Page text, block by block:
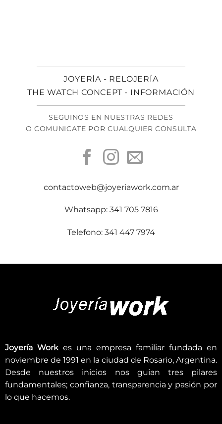
JOYERÍA - RELOJERÍA
THE WATCH CONCEPT - INFORMACIÓN
SEGUINOS EN NUESTRAS REDES
O COMUNICATE POR CUALQUIER CONSULTA
contactoweb@joyeriawork.com.ar
Whatsapp: 341 705 7816
Telefono: 341 447 7974
Joyería Workes una empresa familiar fundada en
noviembre de 1991 en la ciudad de Rosario, Argentina.
Desde nuestros inicios nos guian tres pilares
fundamentales; confianza, transparencia y pasión por
lo que hacemos.